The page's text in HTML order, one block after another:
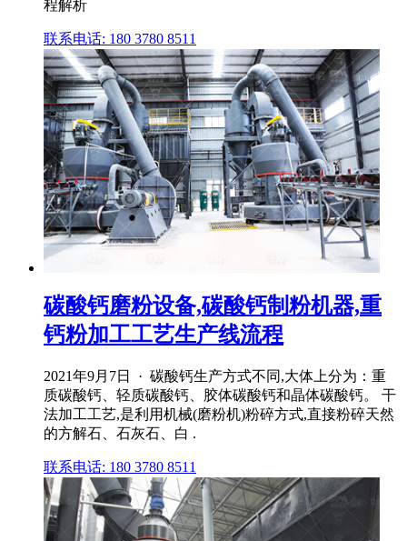
程解析
联系电话: 180 3780 8511
碳酸钙磨粉设备,碳酸钙制粉机器,重
钙粉加工工艺生产线流程
2021年9月7日 · 碳酸钙生产方式不同,大体上分为：重
质碳酸钙、轻质碳酸钙、胶体碳酸钙和晶体碳酸钙。 干
法加工工艺,是利用机械(磨粉机)粉碎方式,直接粉碎天然
的方解石、石灰石、白 .
联系电话: 180 3780 8511